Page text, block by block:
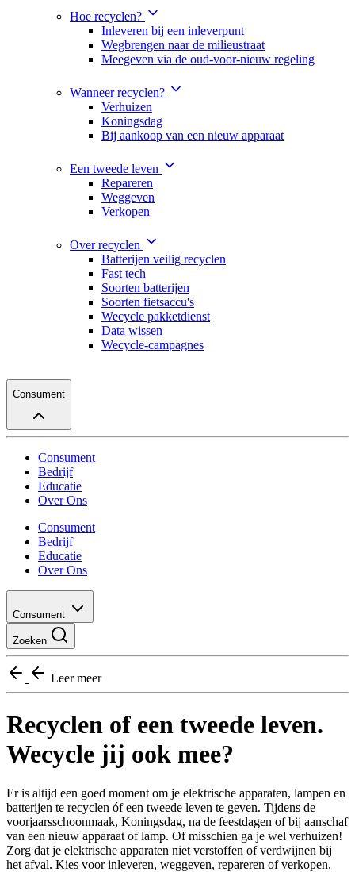
Hoe recyclen?
Inleveren bij een inleverpunt
Wegbrengen naar de milieustraat
Meegeven via de oud-voor-nieuw regeling
Wanneer recyclen?
Verhuizen
Koningsdag
Bij aankoop van een nieuw apparaat
Een tweede leven
Repareren
Weggeven
Verkopen
Over recyclen
Batterijen veilig recyclen
Fast tech
Soorten batterijen
Soorten fietsaccu's
Wecycle pakketdienst
Data wissen
Wecycle-campagnes
Consument
Consument
Bedrijf
Educatie
Over Ons
Consument
Bedrijf
Educatie
Over Ons
Consument
Zoeken
Leer meer
Recyclen of een tweede leven.
Wecycle jij ook mee?
Er is altijd een goed moment om je elektrische apparaten, lampen en
batterijen te recyclen óf een tweede leven te geven. Tijdens de
voorjaarsschoonmaak, Koningsdag, na de feestdagen of bij aanschaf
van een nieuw apparaat of lamp. Of misschien ga je wel verhuizen!
Zorg dat je elektrische apparaten niet verstoffen of verdwijnen bij
het afval. Kies voor inleveren, weggeven, repareren of verkopen.